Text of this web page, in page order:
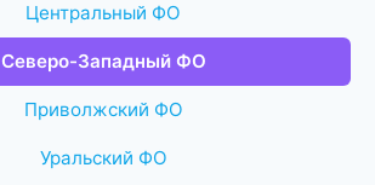
Центральный ФО
Северо-Западный ФО
Приволжский ФО
Уральский ФО